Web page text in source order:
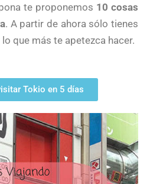
te proponemos 10 cosas
. A partir de ahora sólo tienes
que más te apetezca hacer.
Tokio en 5 días